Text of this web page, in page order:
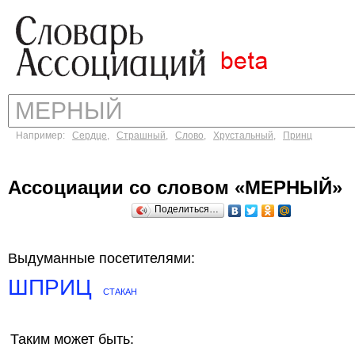
Например: Сердце, Страшный, Слово, Хрустальный, Принц
Ассоциации со словом «МЕРНЫЙ»
Поделиться…
Выдуманные посетителями:
ШПРИЦ СТАКАН
Таким может быть: